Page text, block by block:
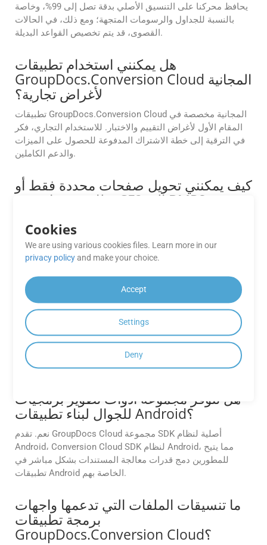
يحافظ محركنا على التنسيق الأصلي بدقة تصل إلى 99%، وخاصة
بالنسبة للجداول والرسومات المتجهة؛ ومع ذلك، في الحالات
القصوى، قد يتم تخصيص القواعد البديلة.
هل يمكنني استخدام تطبيقات
GroupDocs.Conversion Cloud المجانية
لأغراض تجارية؟
تطبيقات GroupDocs.Conversion Cloud المجانية مخصصة في
المقام الأول لأغراض التقييم والاختبار. للاستخدام التجاري، فكر
في الترقية إلى خطة الاشتراك المدفوعة للحصول على الميزات
والدعم الكاملين.
كيف يمكنني تحويل صفحات محددة فقط أو
نطاق صفحات من CF2 إلى BMP؟
مخصصة للتحويل. يمكنك تحديد صفحات محددة (مثلًا، 1، 3، 5) أو
نطاقات صفحات (مثلًا، 2-6) باستخدام معلمة الصفحات في طلب
واجهة برمجة التطبيقات (API).
كيف يمكنني الوصول إلى تطبيقات
GroupDocs.Conversion Cloud
المجانية؟
يمكن الوصول إلى تطبيقات GroupDocs.Conversion Cloud
المجانية مباشرة من موقع GroupDocs أو من خلال تطبيقات
الويب أو الهاتف المحمول الخاصة بـ GroupDocs.
هل تتوفر مجموعة أدوات تطوير برمجيات
للجوال لبناء تطبيقات Android؟
نعم. تقدم GroupDocs Cloud مجموعة SDK أصلية لنظام
Android، Conversion Cloud SDK لنظام Android، مما يتيح
للمطورين دمج قدرات معالجة المستندات بشكل مباشر في
تطبيقات Android الخاصة بهم.
ما تنسيقات الملفات التي تدعمها واجهات
برمجة تطبيقات
GroupDocs.Conversion Cloud؟
Cookies
We are using various cookies files. Learn more in our
privacy policyand make your choice.
Accept
Settings
Deny